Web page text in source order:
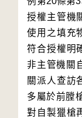
授權主管機
使用之填充
符合授權明
非主管機關
關派人查訪
多屬於前膛
對自製獵槍